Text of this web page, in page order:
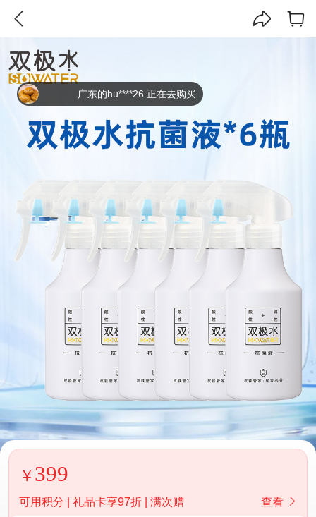
399
可用积分 | 礼品卡享97折 | 满次赠 查看